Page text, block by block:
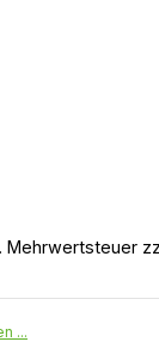
Mehrwertsteuer
...